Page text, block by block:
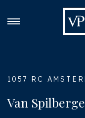
1057 RC
Van